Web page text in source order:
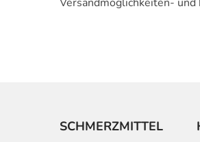
SCHMERZMITTEL